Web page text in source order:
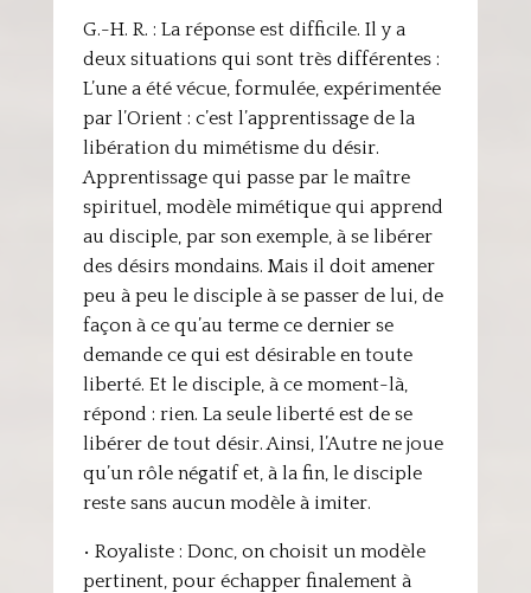
G.-H. R. : La réponse est difficile. Il y a
deux situations qui sont très différentes :
L’une a été vécue, formulée, expérimentée
par l’Orient : c’est l’apprentissage de la
libération du mimétisme du désir.
Apprentissage qui passe par le maître
spirituel, modèle mimétique qui apprend
au disciple, par son exemple, à se libérer
des désirs mondains. Mais il doit amener
peu à peu le disciple à se passer de lui, de
façon à ce qu’au terme ce dernier se
demande ce qui est désirable en toute
liberté. Et le disciple, à ce moment-là,
répond : rien. La seule liberté est de se
libérer de tout désir. Ainsi, l’Autre ne joue
qu’un rôle négatif et, à la fin, le disciple
reste sans aucun modèle à imiter.
• Royaliste : Donc, on choisit un modèle
pertinent, pour échapper finalement à